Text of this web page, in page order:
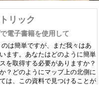
リック
電子書籍を使用して
は簡単ですが、まだ我々はあ
ます。あなたはどのように簡単
を取得する必要がありますか？
？どのようにマップ上の北側に
は、この資料で見つけることが